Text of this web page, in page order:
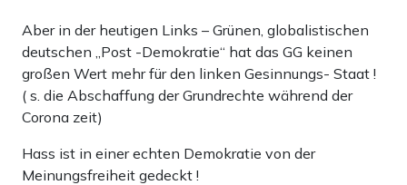
Aber in der heutigen Links – Grünen, globalistischen
deutschen „Post -Demokratie“ hat das GG keinen
großen Wert mehr für den linken Gesinnungs- Staat !
( s. die Abschaffung der Grundrechte während der
Corona zeit)
Hass ist in einer echten Demokratie von der
Meinungsfreiheit gedeckt !